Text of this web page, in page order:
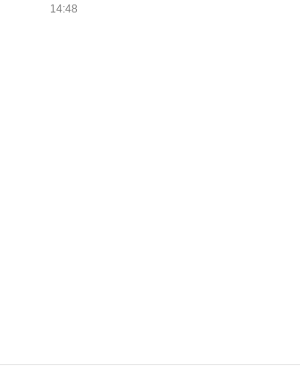
14:48